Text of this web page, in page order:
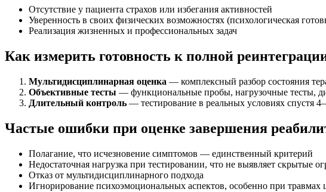
Отсутствие у пациента страхов или избегания активностей
Уверенность в своих физических возможностях (психологическая
Реализация жизненных и профессиональных задач
Как измерить готовность к полной
Мультидисциплинарная оценка — комплексный разбор состояния
Объективные тесты — функциональные пробы, нагрузочные тесты,
Длительный контроль — тестирование в реальных условиях спустя
Частые ошибки при оценке завершения
Полагание, что исчезновение симптомов — единственный критерий
Недостаточная нагрузка при тестировании, что не выявляет скрытые
Отказ от мультидисциплинарного подхода
Игнорирование психоэмоциональных аспектов, особенно при травмах